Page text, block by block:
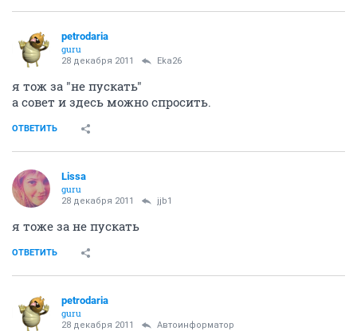
petrodaria
guru
28 декабря 2011 Eka26
я тож за "не пускать"
а совет и здесь можно спросить.
ОТВЕТИТЬ
Lissa
guru
28 декабря 2011 jjb1
я тоже за не пускать
ОТВЕТИТЬ
petrodaria
guru
28 декабря 2011 Автоинформатор